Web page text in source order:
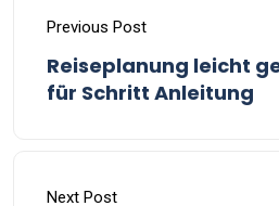
Previous Post
Reiseplanung leicht
für Schritt Anleitung
Next Post